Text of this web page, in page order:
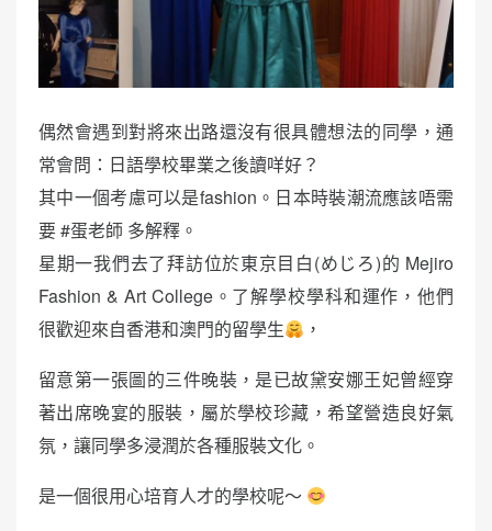
偶然會遇到對將來出路還沒有很具體想法的同學，通
常會問：日語學校畢業之後讀咩好？
其中一個考慮可以是fashion。日本時裝潮流應該唔需
要 #蛋老師 多解釋。
星期一我們去了拜訪位於東京目白(めじろ)的 Mejiro
Fashion & Art College。了解學校學科和運作，他們
很歡迎來自香港和澳門的留學生
，
留意第一張圖的三件晚裝，是已故黛安娜王妃曾經穿
著出席晚宴的服裝，屬於學校珍藏，希望營造良好氣
氛，讓同學多浸潤於各種服裝文化。
是一個很用心培育人才的學校呢～